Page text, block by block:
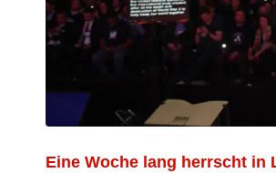
Eine Woche lang herrscht in